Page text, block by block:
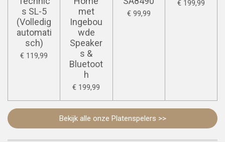
s SL-5
(Volledig
automati
sch)
€ 119,99
met
Ingebou
wde
Speaker
s &
Bluetoot
h
€ 199,99
€ 99,99
€ 199,99
Bekijk alle onze Platenspelers >>